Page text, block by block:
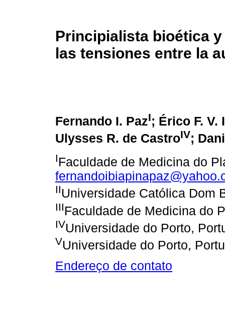
Principialista bioética
las tensiones entre la
Fernando I. PazI; Érico F. V.
Ulysses R. de CastroIV;
IFaculdade de Medicina do
IIUniversidade Católica Dom
IIIFaculdade de Medicina do
IVUniversidade do Porto,
VUniversidade do Porto,
Endereço de contato